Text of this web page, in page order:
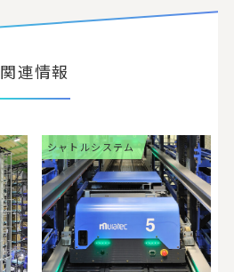
関連情報
シャトルシステム